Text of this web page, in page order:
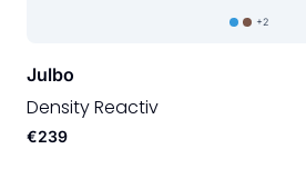
+2
Julbo
Density Reactiv
€239